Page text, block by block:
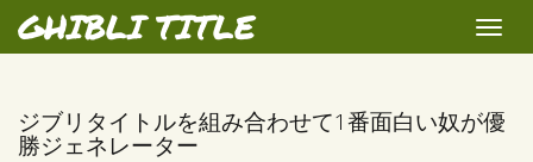
GHIBLI TITLE
Toggle
ジブリタイトルを組み合わせて1番面白い奴が優
勝ジェネレーター